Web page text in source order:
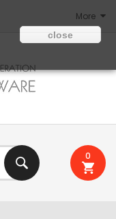
More
0
close